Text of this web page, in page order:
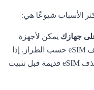
الأسباب شيوعًا هي:
يمكن لأجهزة
iPhone تخزين ما بين 5 و10 ملفات تعريف eSIM حسب الطراز. إذا
وصلت إلى الحد الأقصى، ستحتاج إلى حذف eSIM قديمة قبل تثبيت